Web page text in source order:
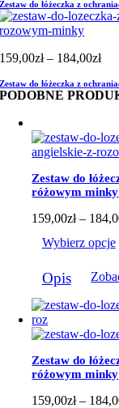
od
Zestaw do łóżeczka z
159,00zł – 184,00zł
od
Zestaw do łóżeczka z
PODOBNE
Zestaw do
różowym minky
159,00zł –
Wybierz opcje
produkt
ma
wiele
wariantów.
Opcje
można
wybrać
na
stronie
Opis
Zestaw do
różowym minky
159,00zł –